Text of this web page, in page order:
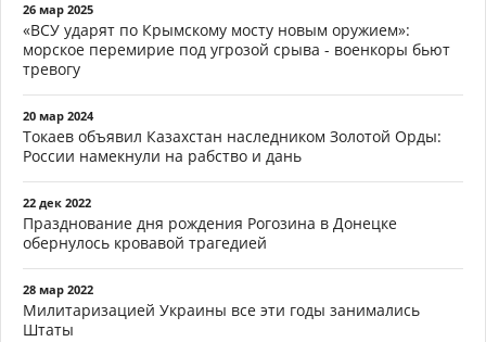
26 мар 2025
«ВСУ ударят по Крымскому мосту новым оружием»:
морское перемирие под угрозой срыва - военкоры бьют
тревогу
20 мар 2024
Токаев объявил Казахстан наследником Золотой Орды:
России намекнули на рабство и дань
22 дек 2022
Празднование дня рождения Рогозина в Донецке
обернулось кровавой трагедией
28 мар 2022
Милитаризацией Украины все эти годы занимались
Штаты